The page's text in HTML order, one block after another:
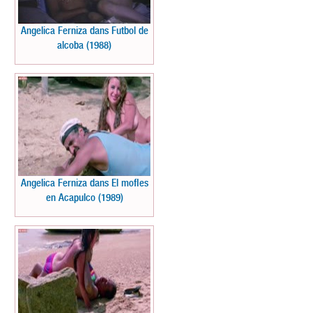
Angelica Ferniza dans Futbol de
alcoba (1988)
Angelica Ferniza dans El mofles
en Acapulco (1989)